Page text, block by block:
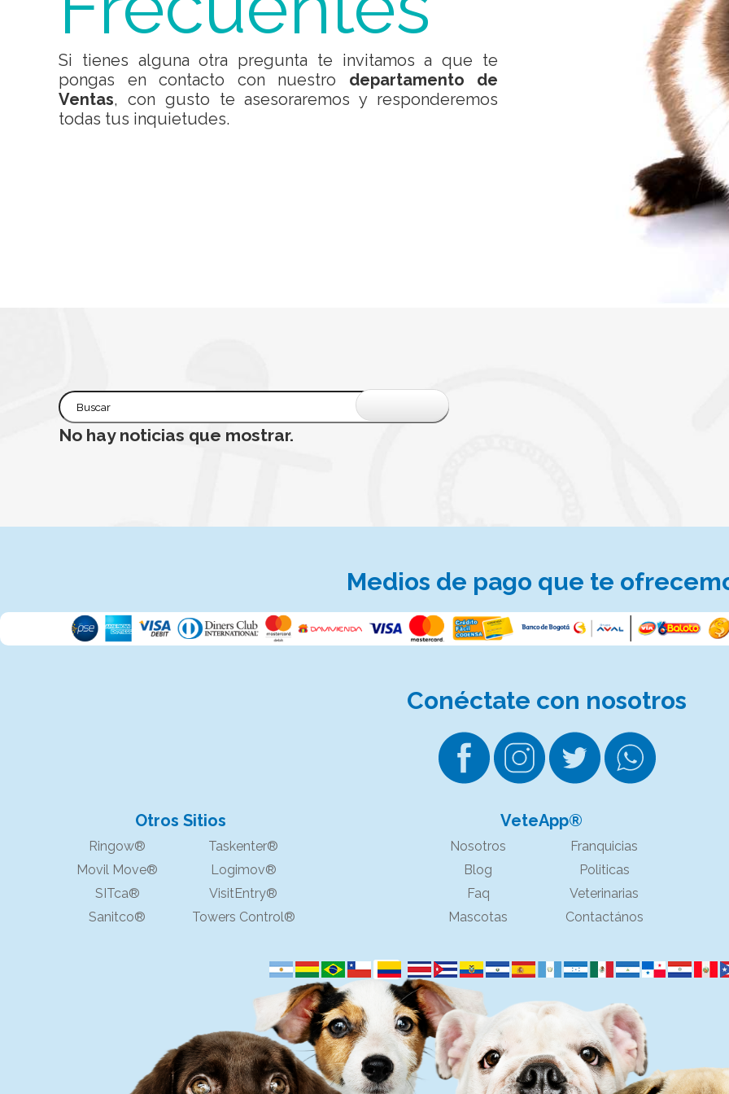
Si tienes alguna otra pregunta te invitamos a que te
pongas en contacto con nuestro departamento de
Ventas, con gusto te asesoraremos y responderemos
todas tus inquietudes.
No hay noticias que mostrar.
Medios de pago que te
Conéctate con nosotros
Otros Sitios
Ringow®
Taskenter®
Movil Move®
Logimov®
SITca®
VisitEntry®
Sanitco®
Towers Control®
VeteApp®
Nosotros
Franquicias
Blog
Politicas
Faq
Veterinarias
Mascotas
Contactános